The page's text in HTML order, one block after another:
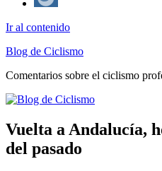
Ir al contenido
Blog de Ciclismo
Comentarios sobre el ciclismo
Vuelta a Andalucía,
del pasado